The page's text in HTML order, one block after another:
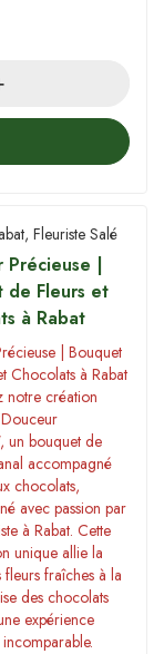
, Fleuriste Salé
Précieuse |
de Fleurs et
à Rabat
| Bouquet
Chocolats à Rabat
notre création
un bouquet de
accompagné
chocolats,
avec passion par
à Rabat. Cette
unique allie la
fleurs fraîches à la
des chocolats
expérience